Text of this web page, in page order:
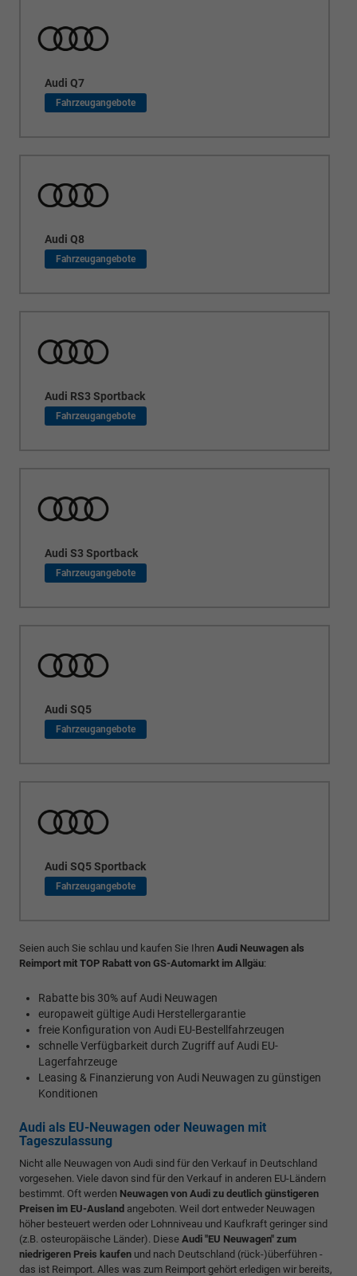
Audi Q7
Audi Q8
Audi RS3 Sportback
Audi S3 Sportback
Audi SQ5
Audi SQ5 Sportback
Seien auch Sie schlau und kaufen Sie Ihren Audi Neuwagen als
Reimport mit TOP Rabatt von GS-Automarkt im Allgäu:
Rabatte bis 30% auf Audi Neuwagen
europaweit gültige Audi Herstellergarantie
freie Konfiguration von Audi EU-Bestellfahrzeugen
schnelle Verfügbarkeit durch Zugriff auf Audi EU-
Lagerfahrzeuge
Leasing & Finanzierung von Audi Neuwagen zu günstigen
Konditionen
Audi als EU-Neuwagen oder Neuwagen mit
Tageszulassung
Nicht alle Neuwagen von Audi sind für den Verkauf in Deutschland
vorgesehen. Viele davon sind für den Verkauf in anderen EU-Ländern
bestimmt. Oft werden Neuwagen von Audi zu deutlich günstigeren
Preisen im EU-Ausland angeboten. Weil dort entweder Neuwagen
höher besteuert werden oder Lohnniveau und Kaufkraft geringer sind
(z.B. osteuropäische Länder). Diese Audi "EU Neuwagen" zum
niedrigeren Preis kaufen und nach Deutschland (rück-)überführen -
das ist Reimport. Alles was zum Reimport gehört erledigen wir bereits,